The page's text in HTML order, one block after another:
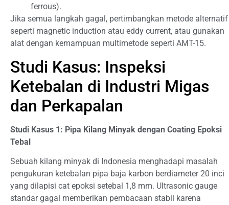
ferrous).
Jika semua langkah gagal, pertimbangkan metode alternatif
seperti magnetic induction atau eddy current, atau gunakan
alat dengan kemampuan multimetode seperti AMT-15.
Studi Kasus: Inspeksi
Ketebalan di Industri Migas
dan Perkapalan
Studi Kasus 1: Pipa Kilang Minyak dengan Coating Epoksi
Tebal
Sebuah kilang minyak di Indonesia menghadapi masalah
pengukuran ketebalan pipa baja karbon berdiameter 20 inci
yang dilapisi cat epoksi setebal 1,8 mm. Ultrasonic gauge
standar gagal memberikan pembacaan stabil karena